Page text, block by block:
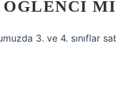
3. ve 4. sınıflar